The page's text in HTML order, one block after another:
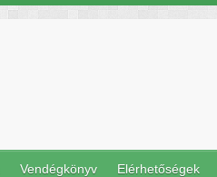
Vendégkönyv Elérhetőségek